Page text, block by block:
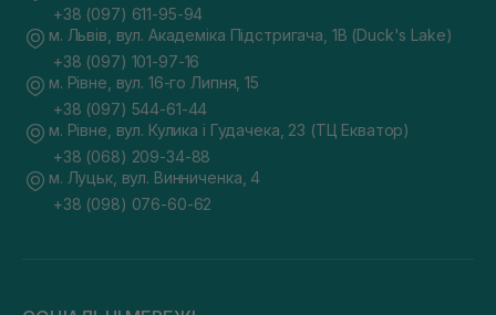
+38 (097) 611-95-94
м. Львів, вул. Академіка Підстригача, 1В (Duck's Lake)
+38 (097) 101-97-16
м. Рівне, вул. 16-го Липня, 15
+38 (097) 544-61-44
м. Рівне, вул. Кулика і Гудачека, 23 (ТЦ Екватор)
+38 (068) 209-34-88
м. Луцьк, вул. Винниченка, 4
+38 (098) 076-60-62